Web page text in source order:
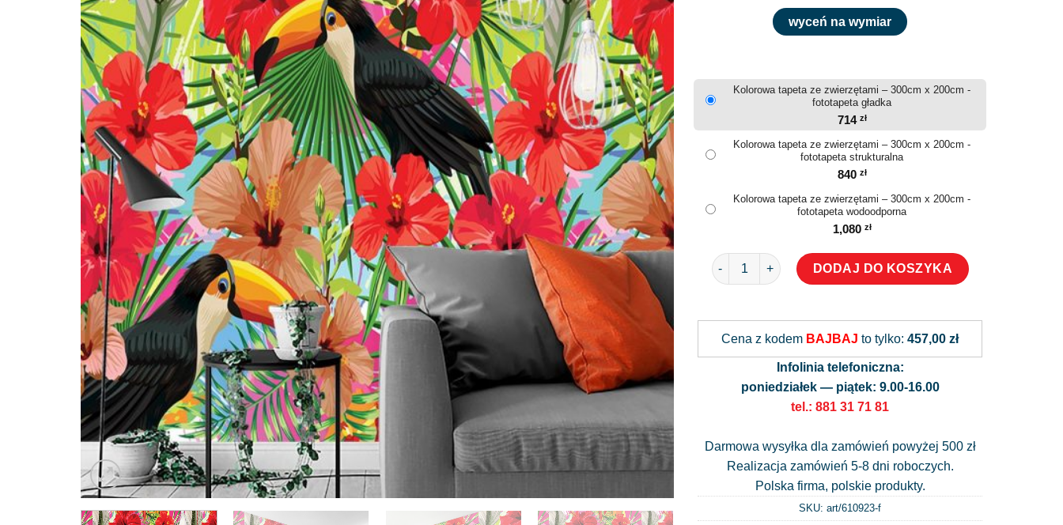
wyceń na wymiar
Kolorowa tapeta ze zwierzętami – 300cm x 200cm -
fototapeta gładka
714 zł
Kolorowa tapeta ze zwierzętami – 300cm x 200cm -
fototapeta strukturalna
840 zł
Kolorowa tapeta ze zwierzętami – 300cm x 200cm -
fototapeta wodoodporna
1,080 zł
ilość Kolorowa tapeta ze zwierzętami
DODAJ DO KOSZYKA
Cena z kodem BAJBAJ to tylko: 457,00 zł
Infolinia telefoniczna:
poniedziałek — piątek: 9.00-16.00
tel.: 881 31 71 81
Darmowa wysyłka dla zamówień powyżej 500 zł
Realizacja zamówień 5-8 dni roboczych.
Polska firma, polskie produkty.
SKU: art/610923-f